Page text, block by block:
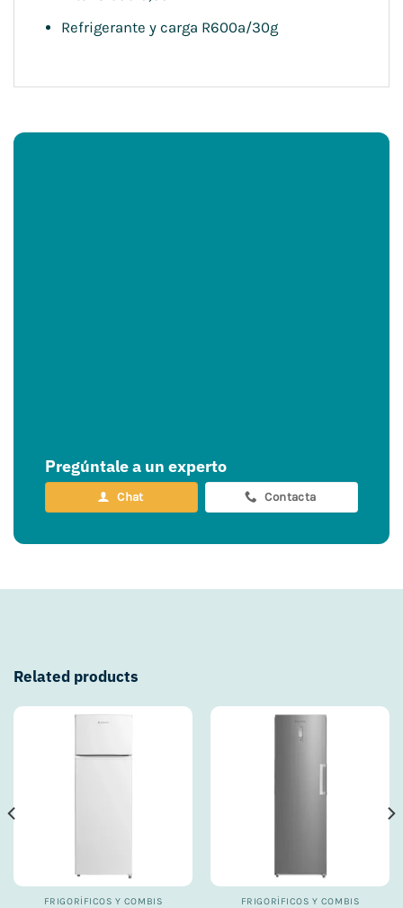
Refrigerante y carga R600a/30g
Pregúntale a un experto
Chat Contacta
Related products
FRIGORÍFICOS Y COMBIS FRIGORÍFICOS Y COMBIS